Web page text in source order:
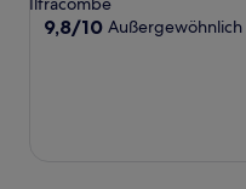
zusätzliche
Bedingungen
Bed
Unterkunft
9.8
9,8/10 Außergewöhnlich